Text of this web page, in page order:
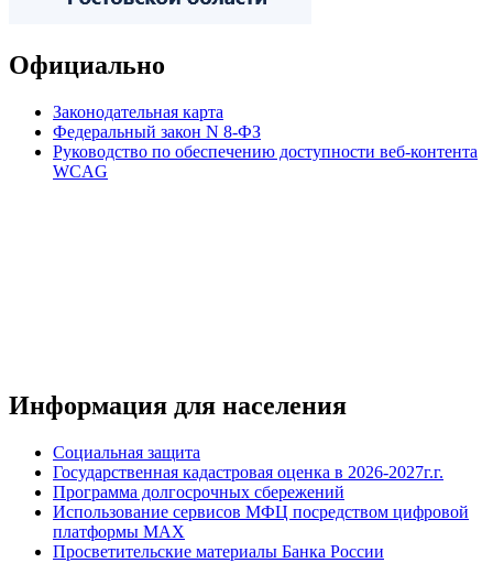
Официально
Законодательная карта
Федеральный закон N 8-ФЗ
Руководство по обеспечению доступности веб-контента
WCAG
Информация для населения
Социальная защита
Государственная кадастровая оценка в 2026-2027г.г.
Программа долгосрочных сбережений
Использование сервисов МФЦ посредством цифровой
платформы MAX
Просветительские материалы Банка России